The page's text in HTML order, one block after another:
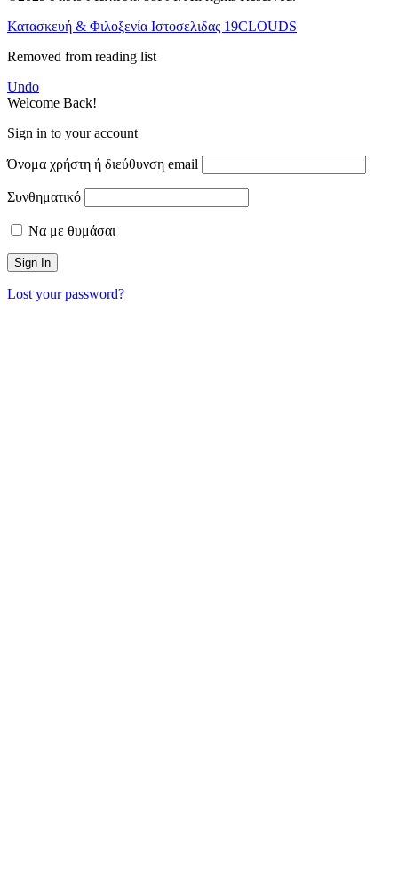
Κατασκευή & Φιλοξενία Ιστοσελιδας 19CLOUDS
Removed from reading list
Undo
Welcome Back!
Sign in to your account
Όνομα χρήστη ή διεύθυνση email
Συνθηματικό
Να με θυμάσαι
Lost your password?